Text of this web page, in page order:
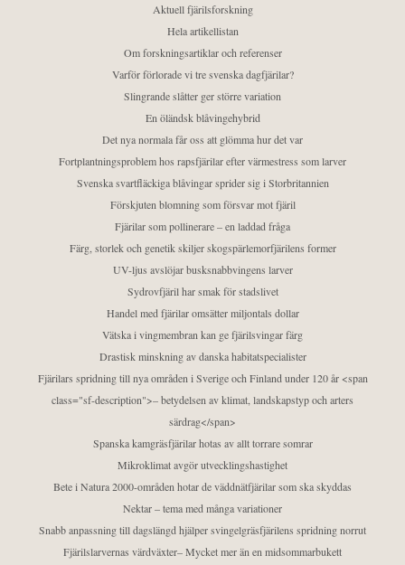
Aktuell fjärilsforskning
Hela artikellistan
Om forskningsartiklar och referenser
Varför förlorade vi tre svenska dagfjärilar?
Slingrande slåtter ger större variation
En öländsk blåvingehybrid
Det nya normala får oss att glömma hur det var
Fortplantningsproblem hos rapsfjärilar efter värmestress som larver
Svenska svartfläckiga blåvingar sprider sig i Storbritannien
Förskjuten blomning som försvar mot fjäril
Fjärilar som pollinerare – en laddad fråga
Färg, storlek och genetik skiljer skogspärlemorfjärilens former
UV-ljus avslöjar busksnabbvingens larver
Sydrovfjäril har smak för stadslivet
Handel med fjärilar omsätter miljontals dollar
Vätska i vingmembran kan ge fjärilsvingar färg
Drastisk minskning av danska habitatspecialister
Fjärilars spridning till nya områden i Sverige och Finland under 120 år <span
class="sf-description">– betydelsen av klimat, landskapstyp och arters
särdrag</span>
Spanska kamgräsfjärilar hotas av allt torrare somrar
Mikroklimat avgör utvecklingshastighet
Bete i Natura 2000-områden hotar de väddnätfjärilar som ska skyddas
Nektar – tema med många variationer
Snabb anpassning till dagslängd hjälper svingelgräsfjärilens spridning norrut
Fjärilslarvernas värdväxter– Mycket mer än en midsommarbukett